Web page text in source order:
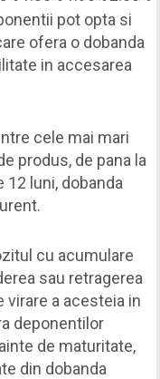
pot opta si
ofera o dobanda
in accesarea
cele mai mari
produs, de pana la
12 luni, dobanda
cu acumulare
sau retragerea
virare a acesteia in
deponentilor
de maturitate,
din dobanda